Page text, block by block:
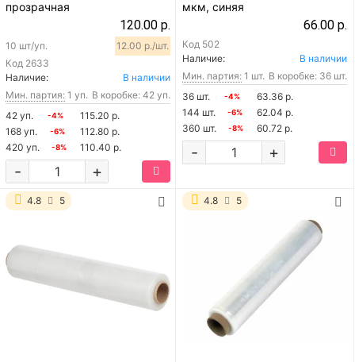
прозрачная
120.00 р.
Код 2633
10 шт/уп. 12.00 р./шт.
Наличие:
В наличии
Мин. партия: 1 уп. В коробке: 42 уп.
42 уп.
-4%
115.20 р.
168 уп.
-6%
112.80 р.
420 уп.
-8% 110.40 р.
+
-
мкм, синяя
66.00 р.
Код 502
Наличие:
В наличии
Мин. партия: 1 шт. В коробке: 36 шт.
36 шт.
-4%
63.36 р.
144 шт.
-6%
62.04 р.
360 шт.
-8% 60.72 р.
+
-
4.8 5 4.8 5